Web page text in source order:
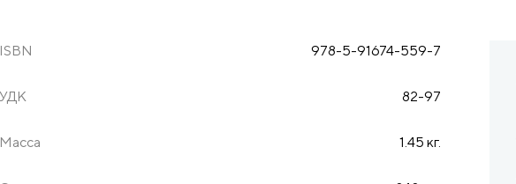
ISBN 978-5-91674-559-7
УДК 82-97
Масса 1.45 кг.